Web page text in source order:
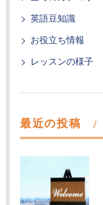
英語豆知識
お役立ち情報
レッスンの様子
最近の投稿